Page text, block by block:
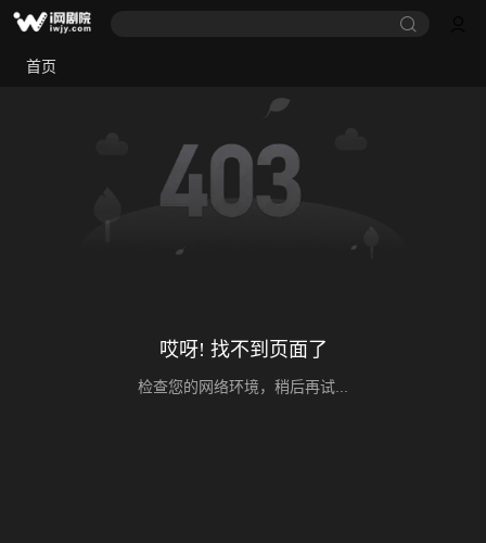
首页
哎呀! 找不到页面了
检查您的网络环境，稍后再试...